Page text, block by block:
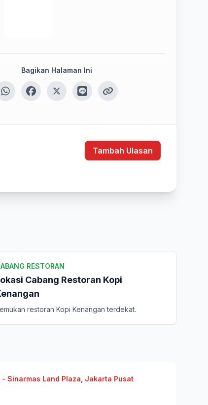
Bagikan Halaman Ini
Tambah Ulasan
RESTORAN
Cabang Restoran Kopi
restoran Kopi Kenangan terdekat.
Sinarmas Land Plaza, Jakarta Pusat